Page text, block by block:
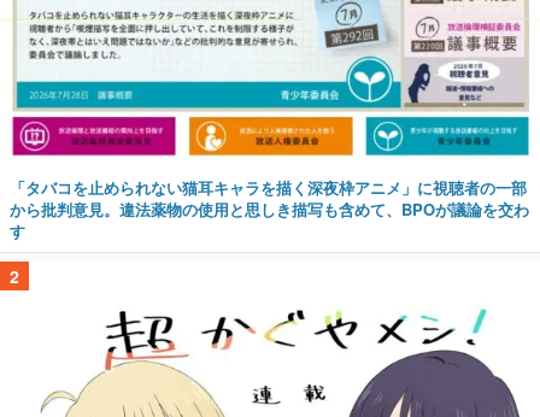
「タバコを止められない猫耳キャラを描く深夜枠アニメ」に視聴者の一部
から批判意見。違法薬物の使用と思しき描写も含めて、BPOが議論を交わ
す
2